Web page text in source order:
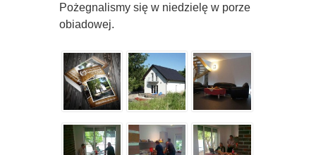
Pożegnalismy się w niedzielę w porze
obiadowej.